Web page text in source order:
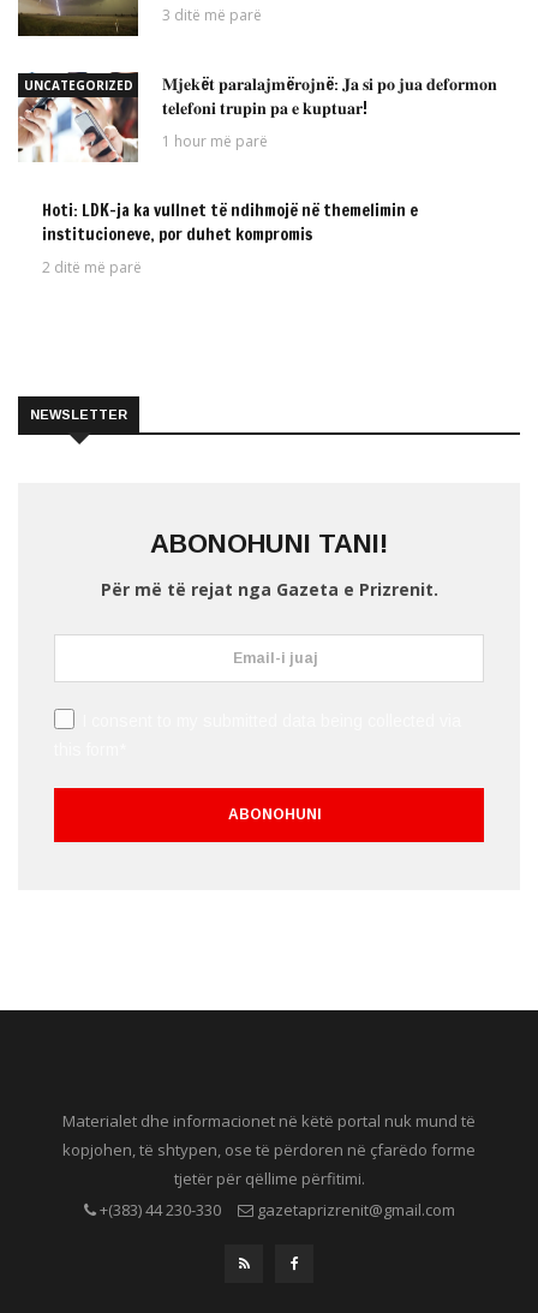
3 ditë më parë
UNCATEGORIZED
𝐌𝐣𝐞𝐤ë𝐭 𝐩𝐚𝐫𝐚𝐥𝐚𝐣𝐦ë𝐫𝐨𝐣𝐧ë: 𝐉𝐚 𝐬𝐢 𝐩𝐨 𝐣𝐮𝐚 𝐝𝐞𝐟𝐨𝐫𝐦𝐨𝐧
𝐭𝐞𝐥𝐞𝐟𝐨𝐧𝐢 𝐭𝐫𝐮𝐩𝐢𝐧 𝐩𝐚 𝐞 𝐤𝐮𝐩𝐭𝐮𝐚𝐫!
1 hour më parë
UNCATEGORIZED
Hoti: LDK-ja ka vullnet të ndihmojë në themelimin e
institucioneve, por duhet kompromis
2 ditë më parë
NEWSLETTER
ABONOHUNI TANI!
Për më të rejat nga Gazeta e Prizrenit.
Materialet dhe informacionet në këtë portal nuk mund të
kopjohen, të shtypen, ose të përdoren në çfarëdo forme
tjetër për qëllime përfitimi.
+(383) 44 230-330
gazetaprizrenit@gmail.com